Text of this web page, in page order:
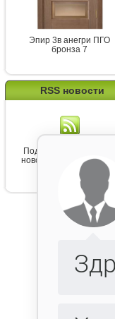
Эпир 3в анегри ПГО
бронза 7
RSS новости
Подпишитесь на канал
новостей от Belorawood